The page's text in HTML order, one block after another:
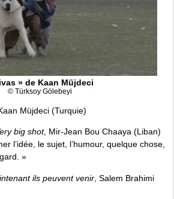
» de Kaan Müjdeci
© Türksoy Gölebeyi
Kaan Müjdeci (Turquie)
big shot, Mir-Jean Bou Chaaya (Liban)
l’idée, le sujet, l’humour, quelque chose,
»
ils peuvent venir , Salem Brahimi